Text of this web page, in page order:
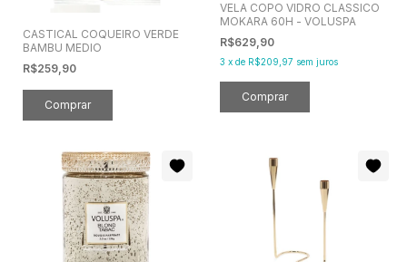
CASTICAL COQUEIRO VERDE
BAMBU MEDIO
R$259,90
VELA COPO VIDRO CLASSICO
MOKARA 60H - VOLUSPA
R$629,90
3 x de R$209,97 sem juros